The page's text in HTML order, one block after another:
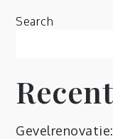
Search